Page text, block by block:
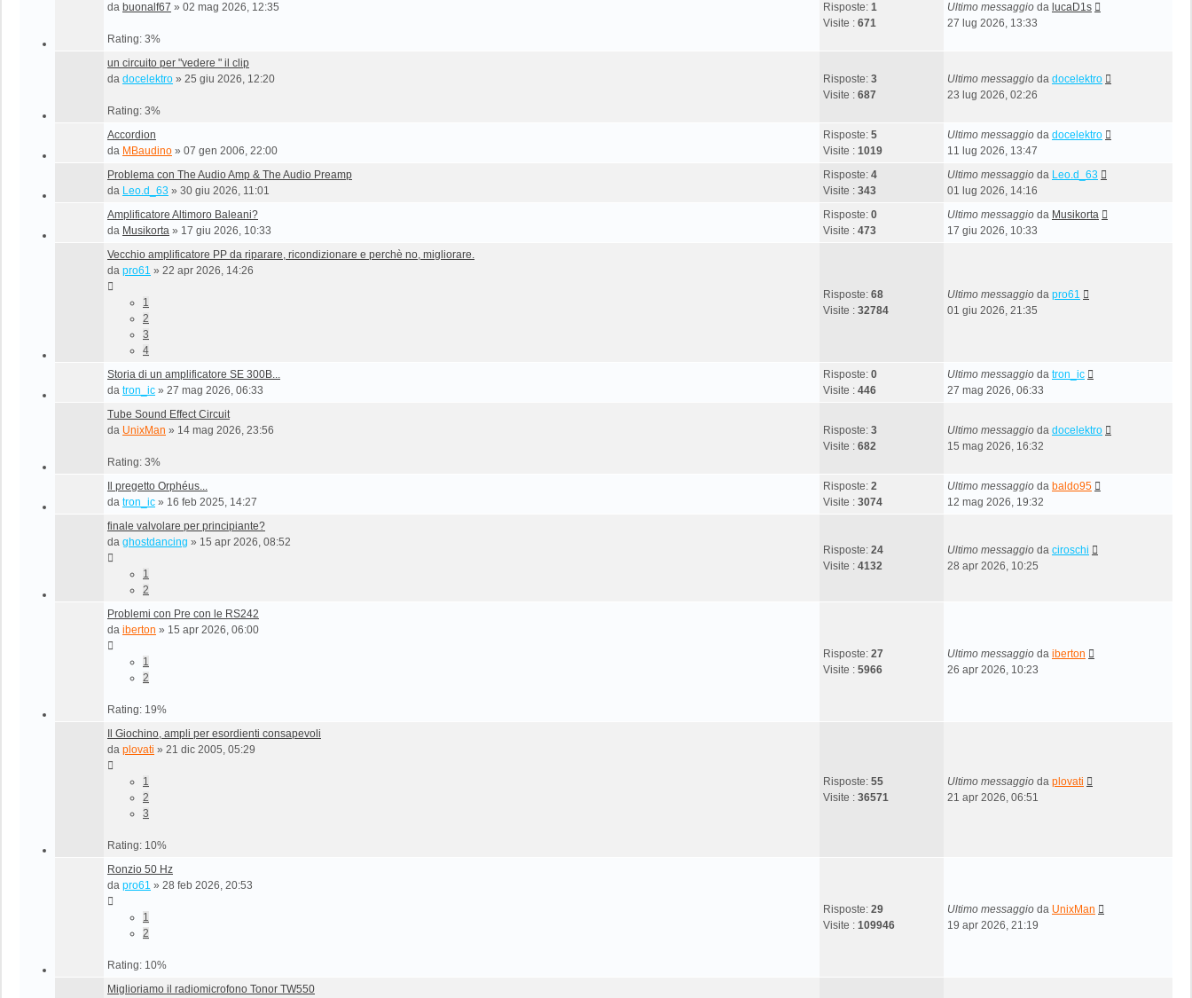
da buonalf67 » 02 mag 2026, 12:35
Rating: 3%
Risposte: 1
Visite : 671
Ultimo messaggio da lucaD1s
27 lug 2026, 13:33
un circuito per "vedere " il clip
da docelektro » 25 giu 2026, 12:20
Rating: 3%
Risposte: 3
Visite : 687
Ultimo messaggio da docelektro
23 lug 2026, 02:26
Accordion
da MBaudino » 07 gen 2006, 22:00
Risposte: 5
Visite : 1019
Ultimo messaggio da docelektro
11 lug 2026, 13:47
Problema con The Audio Amp & The Audio Preamp
da Leo.d_63 » 30 giu 2026, 11:01
Risposte: 4
Visite : 343
Ultimo messaggio da Leo.d_63
01 lug 2026, 14:16
Amplificatore Altimoro Baleani?
da Musikorta » 17 giu 2026, 10:33
Risposte: 0
Visite : 473
Ultimo messaggio da Musikorta
17 giu 2026, 10:33
Vecchio amplificatore PP da riparare, ricondizionare e perchè no, migliorare.
da pro61 » 22 apr 2026, 14:26
1
2
3
4
Risposte: 68
Visite : 32784
Ultimo messaggio da pro61
01 giu 2026, 21:35
Storia di un amplificatore SE 300B...
da tron_ic » 27 mag 2026, 06:33
Risposte: 0
Visite : 446
Ultimo messaggio da tron_ic
27 mag 2026, 06:33
Tube Sound Effect Circuit
da UnixMan » 14 mag 2026, 23:56
Rating: 3%
Risposte: 3
Visite : 682
Ultimo messaggio da docelektro
15 mag 2026, 16:32
Il pregetto Orphéus...
da tron_ic » 16 feb 2025, 14:27
Risposte: 2
Visite : 3074
Ultimo messaggio da baldo95
12 mag 2026, 19:32
finale valvolare per principiante?
da ghostdancing » 15 apr 2026, 08:52
1
2
Risposte: 24
Visite : 4132
Ultimo messaggio da ciroschi
28 apr 2026, 10:25
Problemi con Pre con le RS242
da iberton » 15 apr 2026, 06:00
1
2
Rating: 19%
Risposte: 27
Visite : 5966
Ultimo messaggio da iberton
26 apr 2026, 10:23
Il Giochino, ampli per esordienti consapevoli
da plovati » 21 dic 2005, 05:29
1
2
3
Rating: 10%
Risposte: 55
Visite : 36571
Ultimo messaggio da plovati
21 apr 2026, 06:51
Ronzio 50 Hz
da pro61 » 28 feb 2026, 20:53
1
2
Rating: 10%
Risposte: 29
Visite : 109946
Ultimo messaggio da UnixMan
19 apr 2026, 21:19
Miglioriamo il radiomicrofono Tonor TW550